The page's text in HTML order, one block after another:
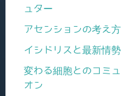
ュター
アセンションの考え
イシドリスと最新情
変わる細胞とのコミ
オン